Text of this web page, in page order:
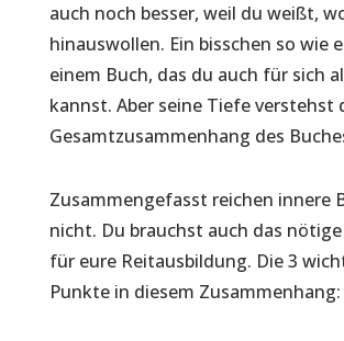
auch noch besser, weil du weißt,
hinauswollen. Ein bisschen so wie
einem Buch, das du auch für sich
kannst. Aber seine Tiefe verstehst
Gesamtzusammenhang des
Zusammengefasst reichen innere
nicht. Du brauchst auch das
für eure Reitausbildung. Die 3
Punkte in diesem Zusammenhang: